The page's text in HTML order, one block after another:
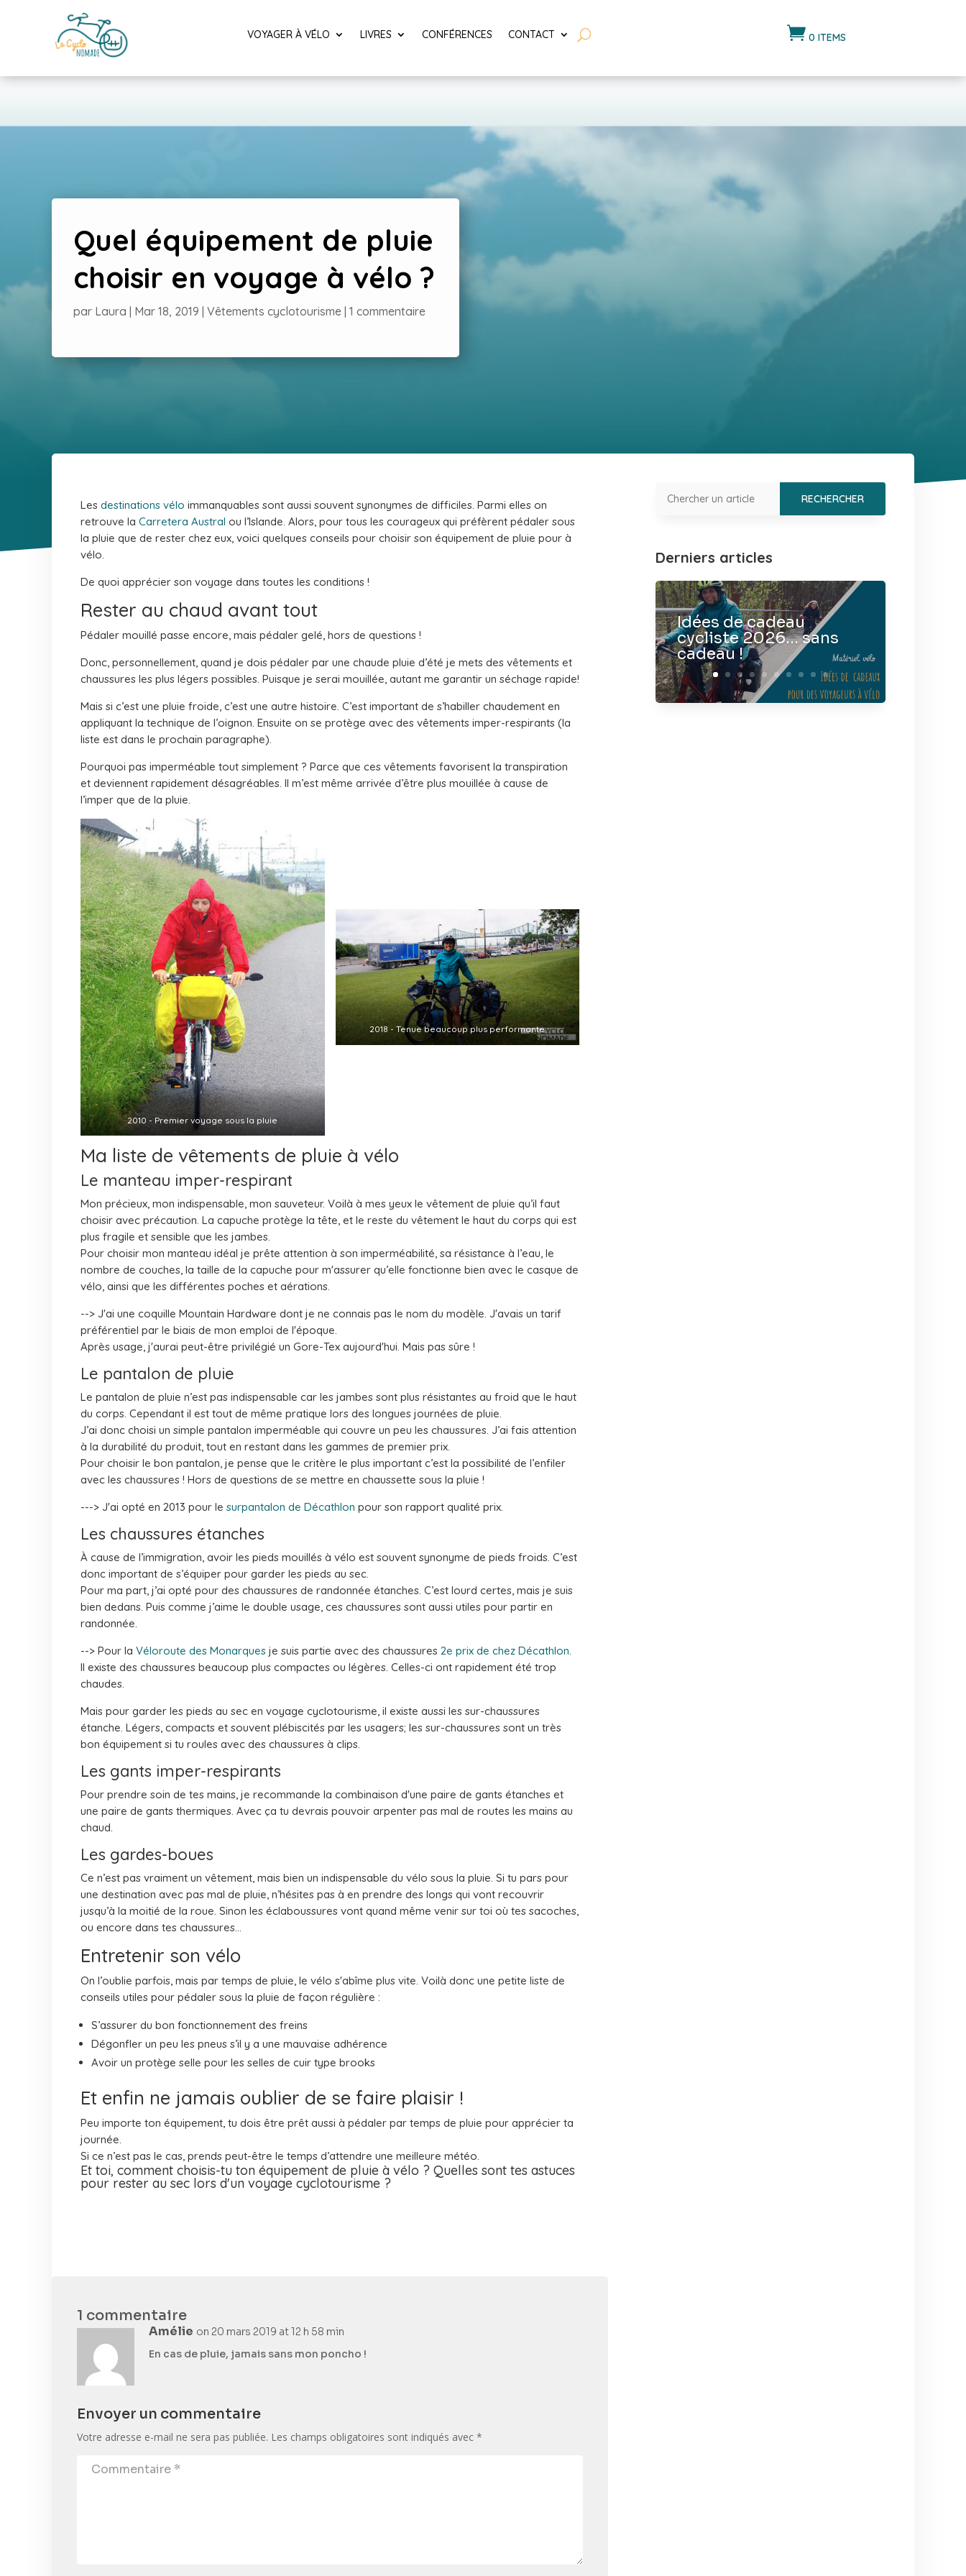
VOYAGER À VÉLO LIVRES CONFÉRENCES CONTACT  0 ITEMS
Quel équipement de pluie
choisir en voyage à vélo ?
par Laura Mar 18, 2019 Vêtements cyclotourisme 1 commentaire
Les destinations vélo immanquables sont aussi souvent synonymes de difficiles. Parmi elles on
retrouve la Carretera Austral ou l’Islande. Alors, pour tous les courageux qui préfèrent pédaler sous
la pluie que de rester chez eux, voici quelques conseils pour choisir son équipement de pluie pour à
vélo.
De quoi apprécier son voyage dans toutes les conditions !
Rester au chaud avant tout
Pédaler mouillé passe encore, mais pédaler gelé, hors de questions !
Donc, personnellement, quand je dois pédaler par une chaude pluie d’été je mets des vêtements et
chaussures les plus légers possibles. Puisque je serai mouillée, autant me garantir un séchage rapide!
Mais si c’est une pluie froide, c’est une autre histoire. C’est important de s’habiller chaudement en
appliquant la technique de l’oignon. Ensuite on se protège avec des vêtements imper-respirants (la
liste est dans le prochain paragraphe).
Pourquoi pas imperméable tout simplement ? Parce que ces vêtements favorisent la transpiration
et deviennent rapidement désagréables. Il m’est même arrivée d’être plus mouillée à cause de
l’imper que de la pluie.
2010 - Premier voyage sous la pluie
2018 - Tenue beaucoup plus performante
Ma liste de vêtements de pluie à vélo
Le manteau imper-respirant
Mon précieux, mon indispensable, mon sauveteur. Voilà à mes yeux le vêtement de pluie qu’il faut
choisir avec précaution. La capuche protège la tête, et le reste du vêtement le haut du corps qui est
plus fragile et sensible que les jambes.
Pour choisir mon manteau idéal je prête attention à son imperméabilité, sa résistance à l’eau, le
nombre de couches, la taille de la capuche pour m'assurer qu’elle fonctionne bien avec le casque de
vélo, ainsi que les différentes poches et aérations.
--> J'ai une coquille Mountain Hardware dont je ne connais pas le nom du modèle. J'avais un tarif
préférentiel par le biais de mon emploi de l'époque.
Après usage, j'aurai peut-être privilégié un Gore-Tex aujourd'hui. Mais pas sûre !
Le pantalon de pluie
Le pantalon de pluie n’est pas indispensable car les jambes sont plus résistantes au froid que le haut
du corps. Cependant il est tout de même pratique lors des longues journées de pluie.
J’ai donc choisi un simple pantalon imperméable qui couvre un peu les chaussures. J’ai fais attention
à la durabilité du produit, tout en restant dans les gammes de premier prix.
Pour choisir le bon pantalon, je pense que le critère le plus important c’est la possibilité de l’enfiler
avec les chaussures ! Hors de questions de se mettre en chaussette sous la pluie !
---> J'ai opté en 2013 pour le surpantalon de Décathlon pour son rapport qualité prix.
Les chaussures étanches
À cause de l’immigration, avoir les pieds mouillés à vélo est souvent synonyme de pieds froids. C’est
donc important de s’équiper pour garder les pieds au sec.
Pour ma part, j’ai opté pour des chaussures de randonnée étanches. C’est lourd certes, mais je suis
bien dedans. Puis comme j’aime le double usage, ces chaussures sont aussi utiles pour partir en
randonnée.
--> Pour la Véloroute des Monarques je suis partie avec des chaussures 2e prix de chez Décathlon.
Il existe des chaussures beaucoup plus compactes ou légères. Celles-ci ont rapidement été trop
chaudes.
Mais pour garder les pieds au sec en voyage cyclotourisme, il existe aussi les sur-chaussures
étanche. Légers, compacts et souvent plébiscités par les usagers; les sur-chaussures sont un très
bon équipement si tu roules avec des chaussures à clips.
Les gants imper-respirants
Pour prendre soin de tes mains, je recommande la combinaison d'une paire de gants étanches et
une paire de gants thermiques. Avec ça tu devrais pouvoir arpenter pas mal de routes les mains au
chaud.
Les gardes-boues
Ce n’est pas vraiment un vêtement, mais bien un indispensable du vélo sous la pluie. Si tu pars pour
une destination avec pas mal de pluie, n’hésites pas à en prendre des longs qui vont recouvrir
jusqu’à la moitié de la roue. Sinon les éclaboussures vont quand même venir sur toi où tes sacoches,
ou encore dans tes chaussures…
Entretenir son vélo
On l’oublie parfois, mais par temps de pluie, le vélo s'abîme plus vite. Voilà donc une petite liste de
conseils utiles pour pédaler sous la pluie de façon régulière :
S’assurer du bon fonctionnement des freins
Dégonfler un peu les pneus s’il y a une mauvaise adhérence
Avoir un protège selle pour les selles de cuir type brooks
Et enfin ne jamais oublier de se faire plaisir !
Peu importe ton équipement, tu dois être prêt aussi à pédaler par temps de pluie pour apprécier ta
journée.
Si ce n’est pas le cas, prends peut-être le temps d’attendre une meilleure météo.
Et toi, comment choisis-tu ton équipement de pluie à vélo ? Quelles sont tes astuces
pour rester au sec lors d'un voyage cyclotourisme ?
1 commentaire
Amélie on 20 mars 2019 at 12 h 58 min
En cas de pluie, jamais sans mon poncho !
Envoyer un commentaire
Votre adresse e-mail ne sera pas publiée. Les champs obligatoires sont indiqués avec *
Derniers articles
Idées de cadeau
cycliste 2026… sans
cadeau !